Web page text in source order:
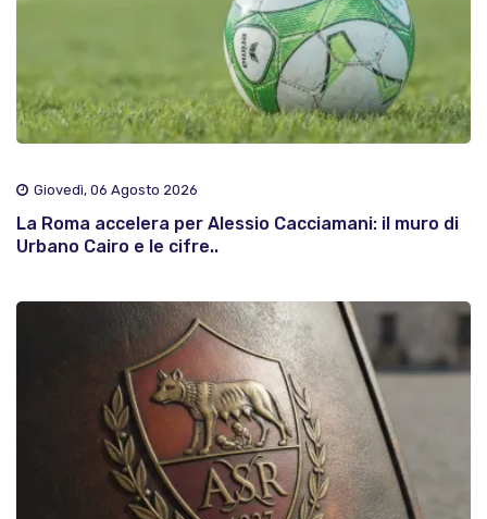
Giovedì, 06 Agosto 2026
La Roma accelera per Alessio Cacciamani: il muro di
Urbano Cairo e le cifre..